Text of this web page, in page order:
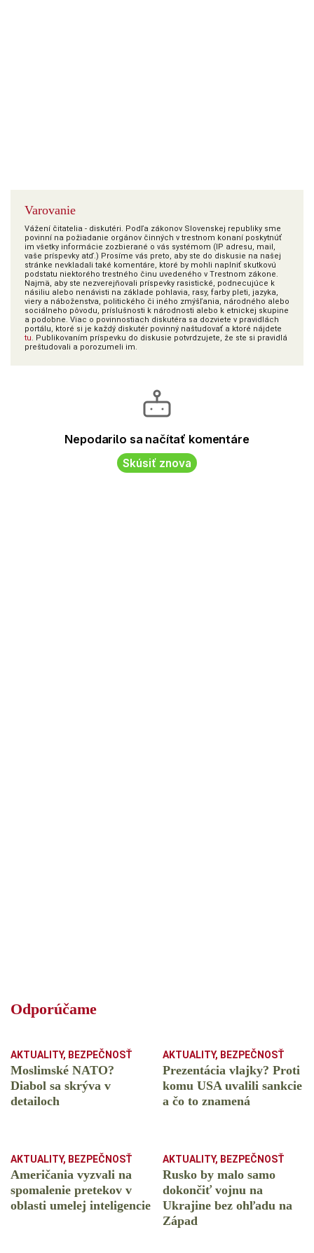
Varovanie
Vážení čitatelia - diskutéri. Podľa zákonov Slovenskej republiky sme
povinní na požiadanie orgánov činných v trestnom konaní poskytnúť
im všetky informácie zozbierané o vás systémom (IP adresu, mail,
vaše príspevky atď.) Prosíme vás preto, aby ste do diskusie na našej
stránke nevkladali také komentáre, ktoré by mohli naplniť skutkovú
podstatu niektorého trestného činu uvedeného v Trestnom zákone.
Najmä, aby ste nezverejňovali príspevky rasistické, podnecujúce k
násiliu alebo nenávisti na základe pohlavia, rasy, farby pleti, jazyka,
viery a náboženstva, politického či iného zmýšľania, národného alebo
sociálneho pôvodu, príslušnosti k národnosti alebo k etnickej skupine
a podobne. Viac o povinnostiach diskutéra sa dozviete v pravidlách
portálu, ktoré si je každý diskutér povinný naštudovať a ktoré nájdete
tu. Publikovaním príspevku do diskusie potvrdzujete, že ste si pravidlá
preštudovali a porozumeli im.
Odporúčame
AKTUALITY, BEZPEČNOSŤ
Moslimské NATO?
Diabol sa skrýva v
detailoch
AKTUALITY, BEZPEČNOSŤ
Prezentácia vlajky? Proti
komu USA uvalili sankcie
a čo to znamená
AKTUALITY, BEZPEČNOSŤ
Američania vyzvali na
spomalenie pretekov v
oblasti umelej inteligencie
AKTUALITY, BEZPEČNOSŤ
Rusko by malo samo
dokončiť vojnu na
Ukrajine bez ohľadu na
Západ